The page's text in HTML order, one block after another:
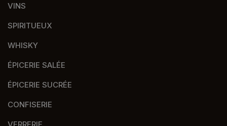
VINS
SPIRITUEUX
WHISKY
ÉPICERIE SALÉE
ÉPICERIE SUCRÉE
CONFISERIE